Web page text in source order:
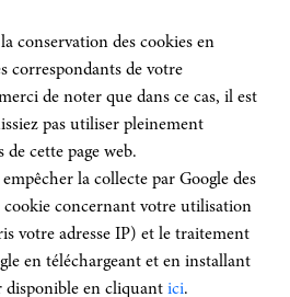
conservation des cookies en
correspondants de votre
de noter que dans ce cas, il est
pas utiliser pleinement
de cette page web.
la collecte par Google des
cookie concernant votre utilisation
votre adresse IP) et le traitement
en téléchargeant et en installant
disponible en cliquantici.